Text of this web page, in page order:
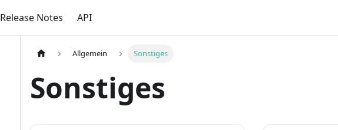
Release Notes API
Allgemein Sonstiges
Sonstiges